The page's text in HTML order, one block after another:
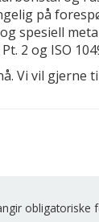
på
spesiell
2 og ISO
Vi vil
obligatoriske